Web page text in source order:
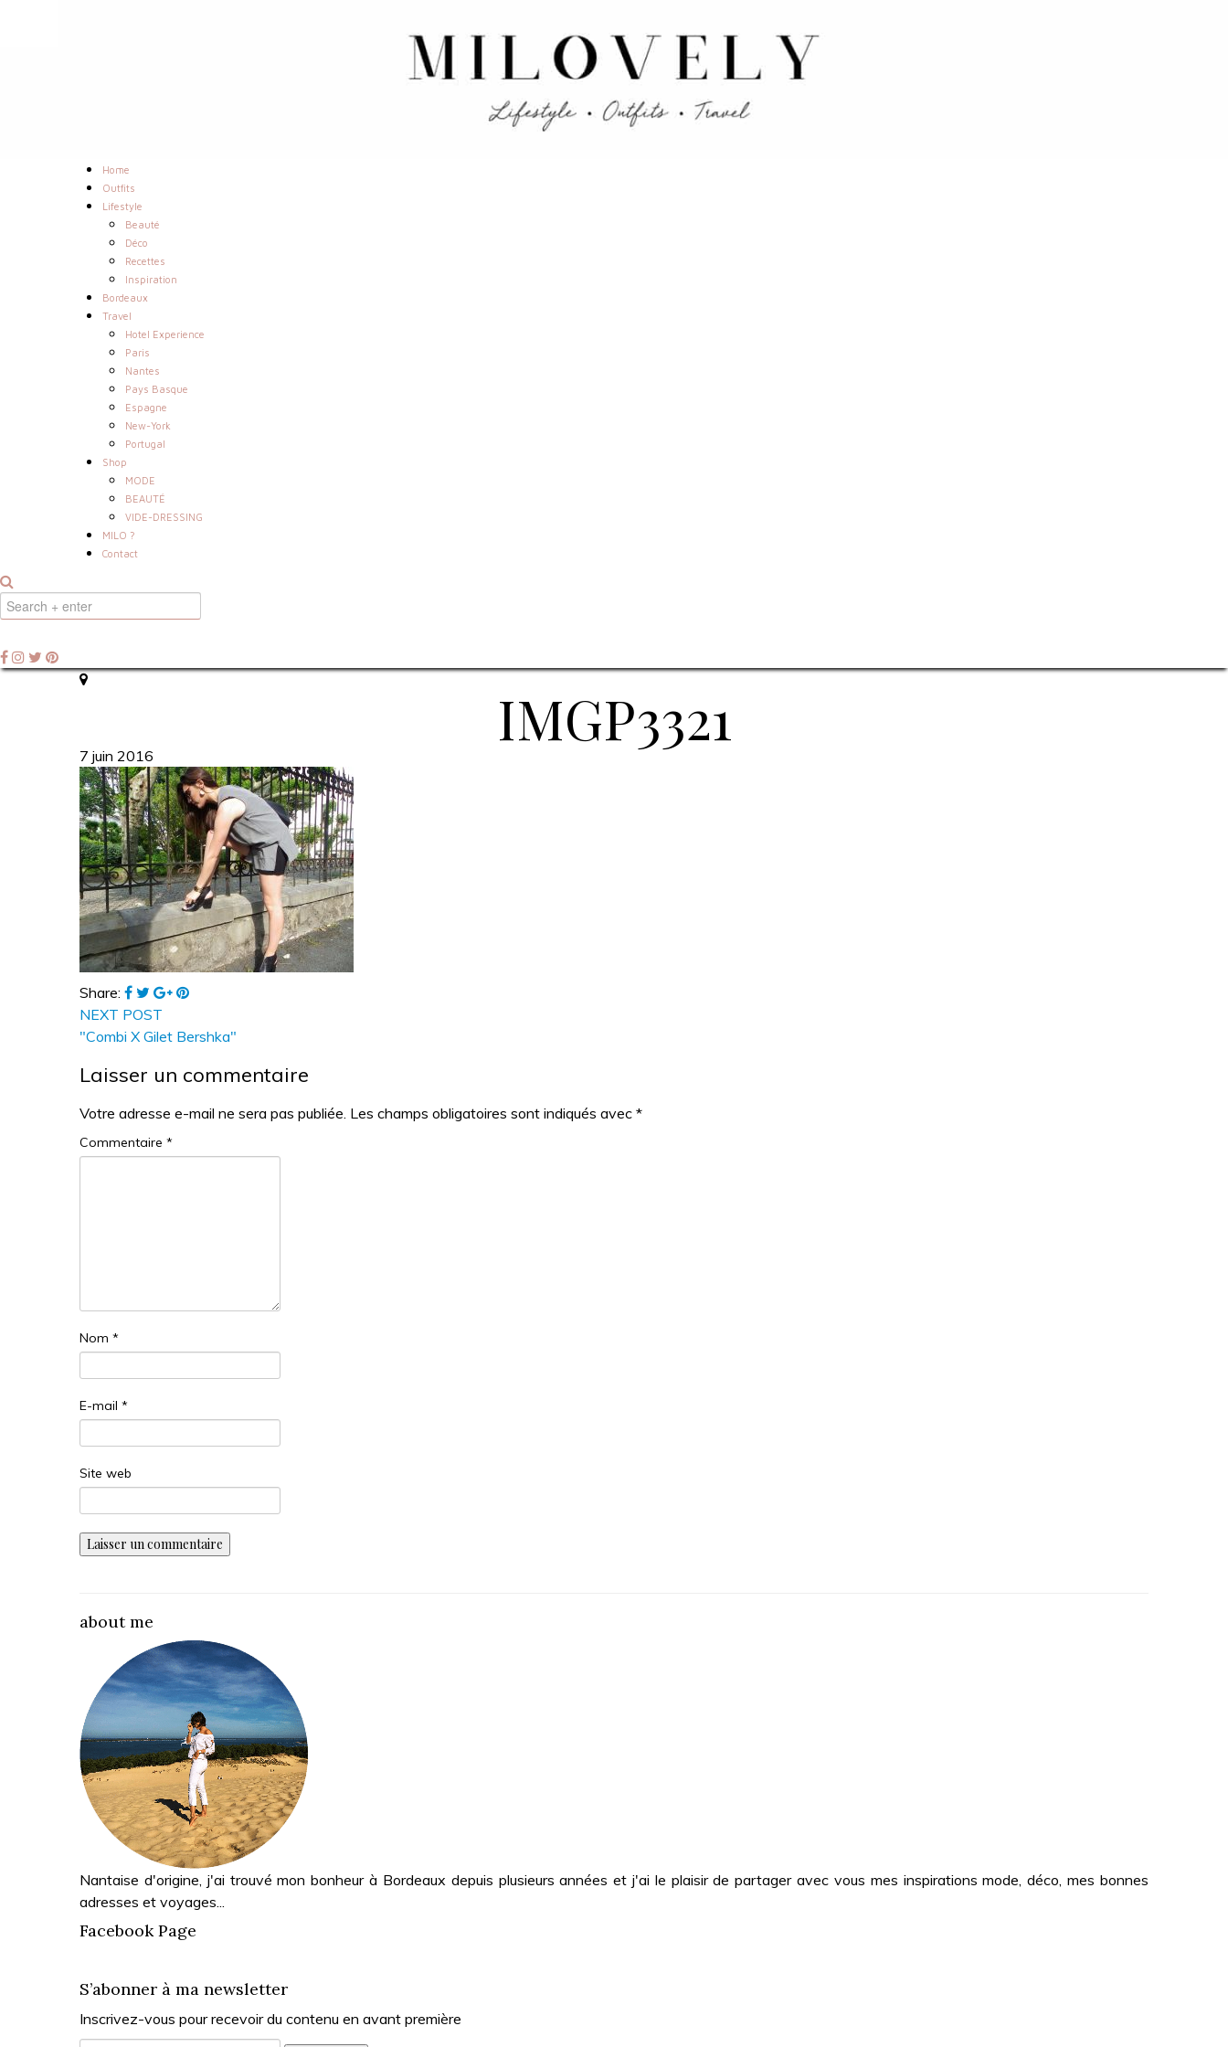
Home
Outfits
Lifestyle
Beauté
Déco
Recettes
Inspiration
Bordeaux
Travel
Hotel Experience
Paris
Nantes
Pays Basque
Espagne
New-York
Portugal
Shop
MODE
BEAUTÉ
VIDE-DRESSING
MILO ?
Contact
IMGP3321
7 juin 2016
Share:
NEXT POST
"Combi X Gilet Bershka"
Laisser un commentaire
Votre adresse e-mail ne sera pas publiée. Les champs obligatoires sont indiqués avec *
Commentaire *
Nom *
E-mail *
Site web
about me
Nantaise d'origine, j'ai trouvé mon bonheur à Bordeaux depuis plusieurs années et j'ai le plaisir de partager avec vous mes inspirations mode, déco, mes bonnes
adresses et voyages...
Facebook Page
S’abonner à ma newsletter
Inscrivez-vous pour recevoir du contenu en avant première